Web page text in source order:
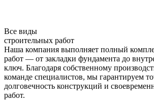
Все виды
строительных работ
Наша компания выполняет полный
работ — от закладки фундамента до
ключ. Благодаря собственному
команде специалистов, мы гарантируем
долговечность конструкций и
работ.